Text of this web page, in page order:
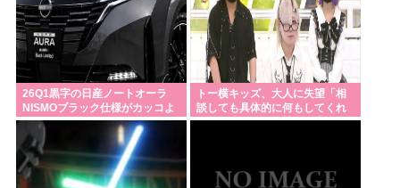
る！」って、頭おかしくね？食べ物止められたら終
わりじゃん
自民党「日本を滅ぼそうとする統一教会のいいなり
ですw」👈お前らがコイツを支持する理由w
靖国のコスプレ禁止てもしかして8月15日に高市早苗
が参拝することへの布石か？そらコスプレした馬鹿
がいたら絵にならないしな
26Q1黒字の日産ノートオーラ
NISMOブラック仕様がカッコよ
くてなんか悔しい
トー横キッズ、大人に失望「相
談しても具体的に何もしてくれ
なくて傷つく。福祉は自由が奪